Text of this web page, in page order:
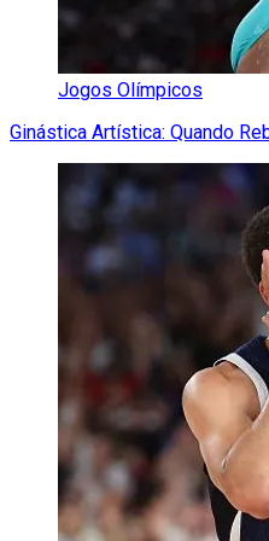
Jogos Olímpicos
Ginástica Artística: Quando